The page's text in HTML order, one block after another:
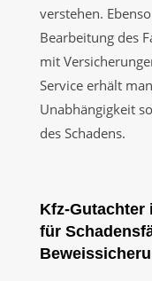
verstehen.
Bearbeitung des
mit
Service erhält
Unabhängigkeit
des Schadens.
Kfz-Gutachter
für